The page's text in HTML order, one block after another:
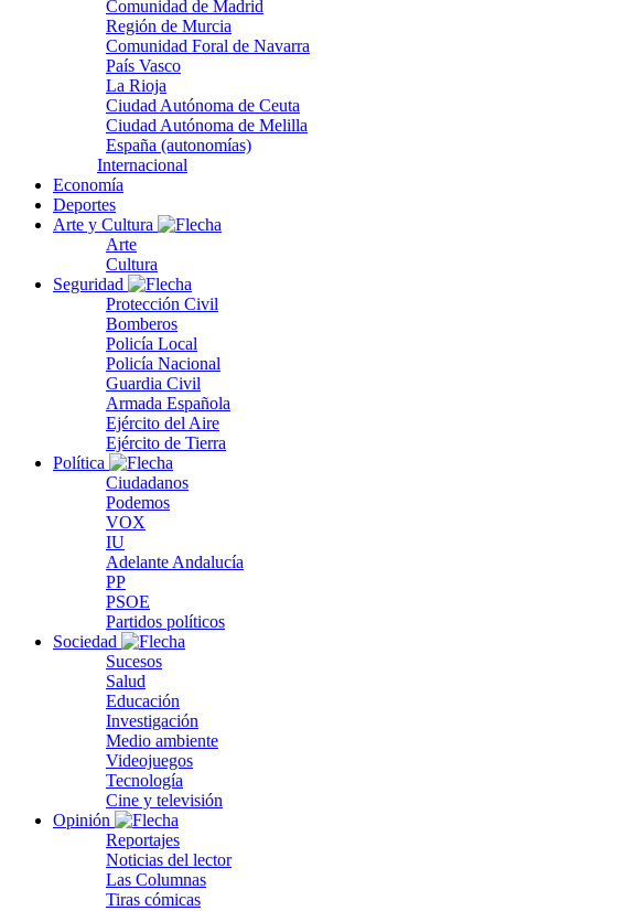
Comunidad de Madrid
Región de Murcia
Comunidad Foral de Navarra
País Vasco
La Rioja
Ciudad Autónoma de Ceuta
Ciudad Autónoma de Melilla
España (autonomías)
Internacional
Economía
Deportes
Arte y Cultura
Arte
Cultura
Seguridad
Protección Civil
Bomberos
Policía Local
Policía Nacional
Guardia Civil
Armada Española
Ejército del Aire
Ejército de Tierra
Política
Ciudadanos
Podemos
VOX
IU
Adelante Andalucía
PP
PSOE
Partidos políticos
Sociedad
Sucesos
Salud
Educación
Investigación
Medio ambiente
Videojuegos
Tecnología
Cine y televisión
Opinión
Reportajes
Noticias del lector
Las Columnas
Tiras cómicas